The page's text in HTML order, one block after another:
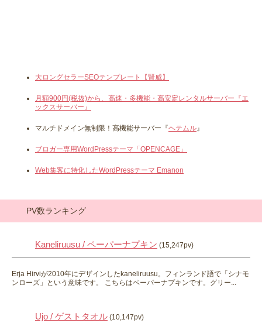
大ロングセラーSEOテンプレート【賢威】
月額900円(税抜)から、高速・多機能・高安定レンタルサーバー『エ
ックスサーバー』
マルチドメイン無制限！高機能サーバー『ヘテムル』
ブロガー専用WordPressテーマ「OPENCAGE」
Web集客に特化したWordPressテーマ Emanon
PV数ランキング
Kaneliruusu / ペーパーナプキン (15,247pv)
Erja Hirviが2010年にデザインしたkaneliruusu。フィンランド語で「シナモ
ンローズ」という意味です。 こちらはペーパーナプキンです。グリー...
Ujo / ゲストタオル (10,147pv)